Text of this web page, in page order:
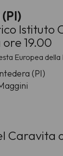
Istituto
19.00
Europea della
(PI)
Caravita